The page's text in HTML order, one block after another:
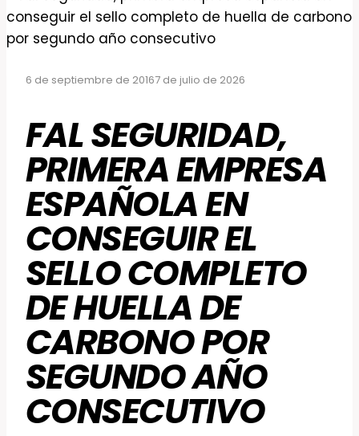
6 de septiembre de 20167 de julio de 2026
FAL SEGURIDAD,
PRIMERA EMPRESA
ESPAÑOLA EN
CONSEGUIR EL
SELLO COMPLETO
DE HUELLA DE
CARBONO POR
SEGUNDO AÑO
CONSECUTIVO